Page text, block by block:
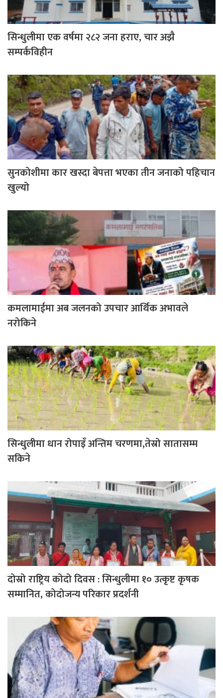
सिन्धुलीमा एक वर्षमा २८२ जना हराए, चार अझै
सम्पर्कविहीन
सुनकोशीमा कार खस्दा बेपत्ता भएका तीन जनाको पहिचान
खुल्यो
कमलामाईमा अब जलनको उपचार आर्थिक अभावले
नरोकिने
सिन्धुलीमा धान रोपाइँ अन्तिम चरणमा,तेस्रो सातासम्म
सकिने
दोस्रो राष्ट्रिय कोदो दिवस : सिन्धुलीमा १० उत्कृष्ट कृषक
सम्मानित, कोदोजन्य परिकार प्रदर्शनी